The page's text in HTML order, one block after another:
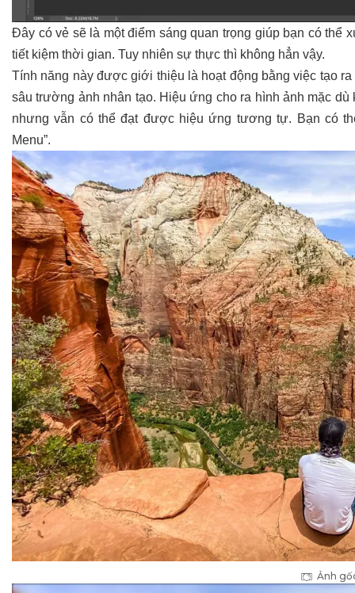
Đây có vẻ sẽ là một điểm sáng quan trọng giúp bạn có thể
tiết kiệm thời gian. Tuy nhiên sự thực thì không hẳn vậy.
Tính năng này được giới thiệu là hoạt động bằng việc tạo
sâu trường ảnh nhân tạo. Hiệu ứng cho ra hình ảnh mặc
nhưng vẫn có thể đạt được hiệu ứng tương tự. Bạn có
Menu”.
Ảnh